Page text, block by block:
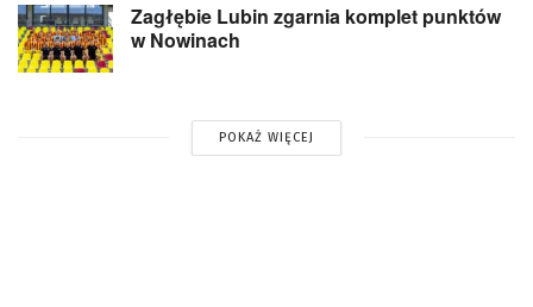
Zagłębie Lubin zgarnia komplet punktów
w Nowinach
POKAŻ WIĘCEJ